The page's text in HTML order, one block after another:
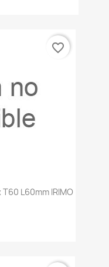
L60mm IRIMO
favorite_border